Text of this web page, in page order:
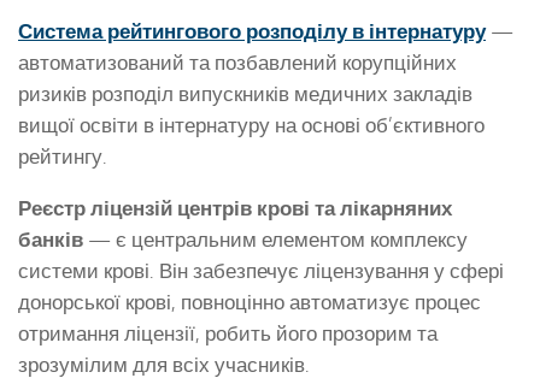
Система рейтингового розподілу в інтернатуру—
автоматизований та позбавлений корупційних
ризиків розподіл випускників медичних закладів
вищої освіти в інтернатуру на основі об’єктивного
рейтингу.
Реєстр ліцензій центрів крові та лікарняних
банків — є центральним елементом комплексу
системи крові. Він забезпечує ліцензування у сфері
донорської крові, повноцінно автоматизує процес
отримання ліцензії, робить його прозорим та
зрозумілим для всіх учасників.